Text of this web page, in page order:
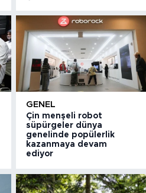
GENEL
Çin menşeli robot
süpürgeler dünya
genelinde popülerlik
kazanmaya devam
ediyor